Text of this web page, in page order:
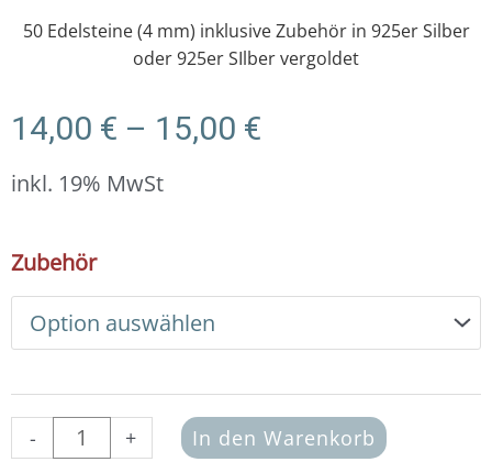
50 Edelsteine (4 mm) inklusive Zubehör in 925er Silber
oder 925er SIlber vergoldet
14,00 € – 15,00 €
inkl. 19% MwSt
Zubehör
-
DIY
Armband
Basic
Set
Edelsteine
mm
(Onyx
+ In den Warenkorb